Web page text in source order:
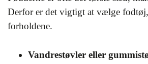
Derfor er det vigtigt at vælge fodtøj,
forholdene.
Vandrestøvler eller